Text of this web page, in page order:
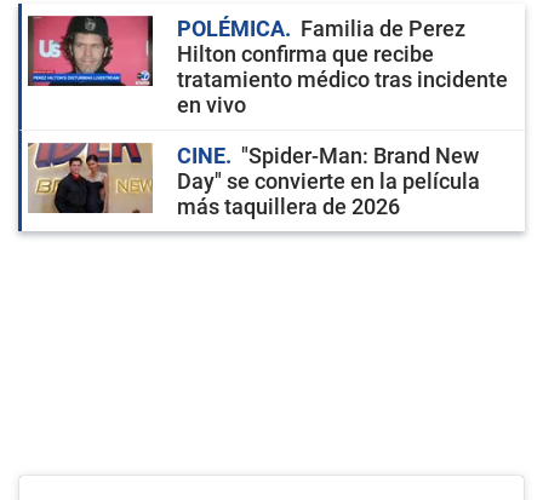
POLÉMICA
Familia de Perez
Hilton confirma que recibe
tratamiento médico tras incidente
en vivo
CINE
"Spider-Man: Brand New
Day" se convierte en la película
más taquillera de 2026